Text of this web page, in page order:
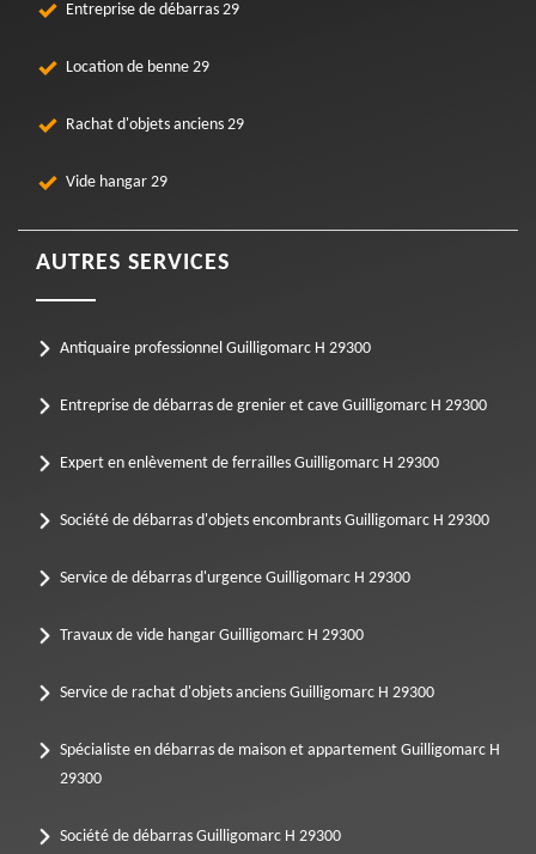
Entreprise de débarras 29
Location de benne 29
Rachat d'objets anciens 29
Vide hangar 29
AUTRES SERVICES
Antiquaire professionnel Guilligomarc H 29300
Entreprise de débarras de grenier et cave Guilligomarc H 29300
Expert en enlèvement de ferrailles Guilligomarc H 29300
Société de débarras d'objets encombrants Guilligomarc H 29300
Service de débarras d'urgence Guilligomarc H 29300
Travaux de vide hangar Guilligomarc H 29300
Service de rachat d'objets anciens Guilligomarc H 29300
Spécialiste en débarras de maison et appartement Guilligomarc H
29300
Société de débarras Guilligomarc H 29300